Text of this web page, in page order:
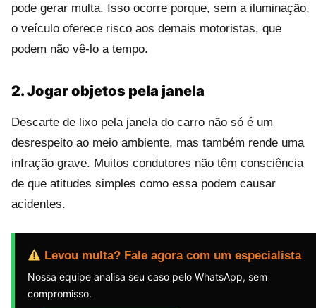
pode gerar multa. Isso ocorre porque, sem a iluminação,
o veículo oferece risco aos demais motoristas, que
podem não vê-lo a tempo.
2. Jogar objetos pela janela
Descarte de lixo pela janela do carro não só é um
desrespeito ao meio ambiente, mas também rende uma
infração grave. Muitos condutores não têm consciência
de que atitudes simples como essa podem causar
acidentes.
Levou multa? Fale agora com um especialista
Nossa equipe analisa seu caso pelo WhatsApp, sem
compromisso.